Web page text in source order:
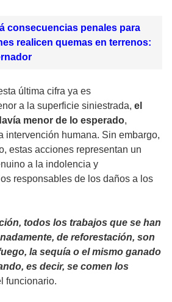
consecuencias penales para
realicen quemas en terrenos:
última cifra ya es
a la superficie siniestrada, el
menor de lo esperado,
intervención humana. Sin embargo,
estas acciones representan un
a la indolencia y
responsables de los daños a los
todos los trabajos que se han
de reforestación, son
la sequía o el mismo ganado
es decir, se comen los
funcionario.